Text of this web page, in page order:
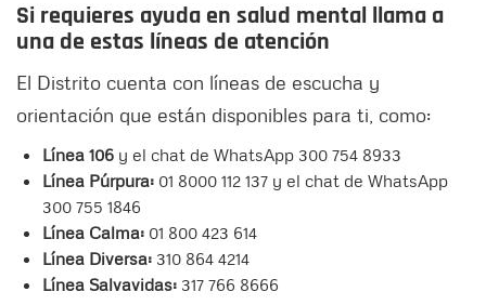
Si requieres ayuda en salud mental llama a
una de estas líneas de atención
El Distrito cuenta con líneas de escucha y
orientación que están disponibles para ti, como:
Línea 106 y el chat de WhatsApp 300 754 8933
Línea Púrpura: 01 8000 112 137 y el chat de WhatsApp
300 755 1846
Línea Calma: 01 800 423 614
Línea Diversa: 310 864 4214
Línea Salvavidas: 317 766 8666